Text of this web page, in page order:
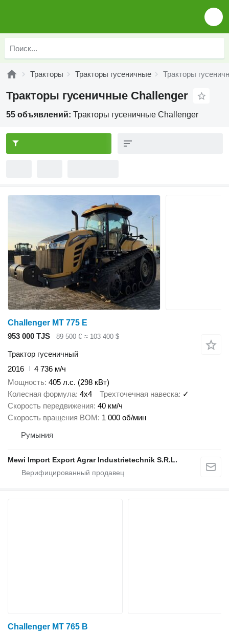
Тракторы Тракторы гусеничные Тракторы
Тракторы гусеничные Challenger
55 объявлений: Тракторы гусеничные Challenger
Challenger MT 775 E
953 000 TJS
89 500 € ≈ 103 400 $
Трактор гусеничный
2016
4 736 м/ч
Мощность 405 л.с. (298 кВт)
Колесная формула 4x4 Трехточечная навеска ✓
Скорость передвижения 40 км/ч
Скорость вращения ВОМ 1 000 об/мин
Румыния
Mewi Import Export Agrar Industrietechnik S.R.L.
Challenger MT 765 B